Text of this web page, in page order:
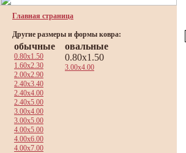
Главная страница
Другие размеры и формы ковра:
обычные
0.80x1.50
1.60x2.30
2.00x2.90
2.40x3.40
2.40x4.00
2.40x5.00
3.00x4.00
3.00x5.00
4.00x5.00
4.00x6.00
4.00x7.00
овальные
0.80x1.50
3.00x4.00